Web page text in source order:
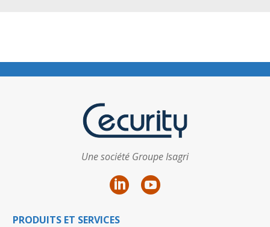
Une société Groupe Isagri
PRODUITS ET SERVICES